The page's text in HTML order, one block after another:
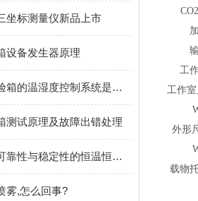
坐标测量仪新品上市
设备发生器原理
耐臭氧老化试验箱的温湿度控制系统是如何工作的？
测试原理及故障出错处理
为工业品提供可靠性与稳定性的恒温恒湿试验箱是巨为仪器股份的追求
雾,怎么回事?
CO2
工
工作
外形
载物